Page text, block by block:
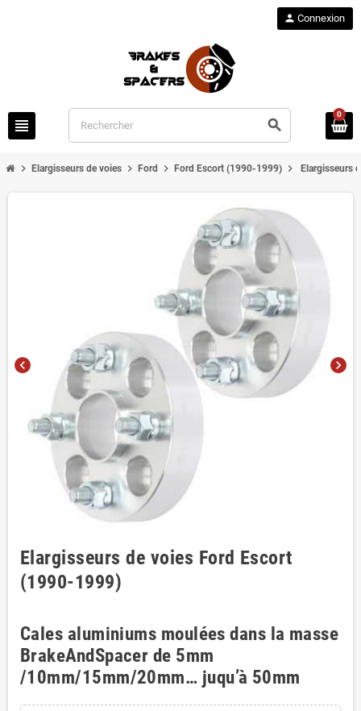
view_headline search
person Connexion
0
chevron_right Elargisseurs de voies chevron_right Ford chevron_right Ford Escort (1990-1999) chevron_right Elargisseurs
chevron_left chevron_right
Elargisseurs de voies Ford Escort
(1990-1999)
Cales aluminiums moulées dans la masse
BrakeAndSpacer de 5mm
/10mm/15mm/20mm… juqu’à 50mm